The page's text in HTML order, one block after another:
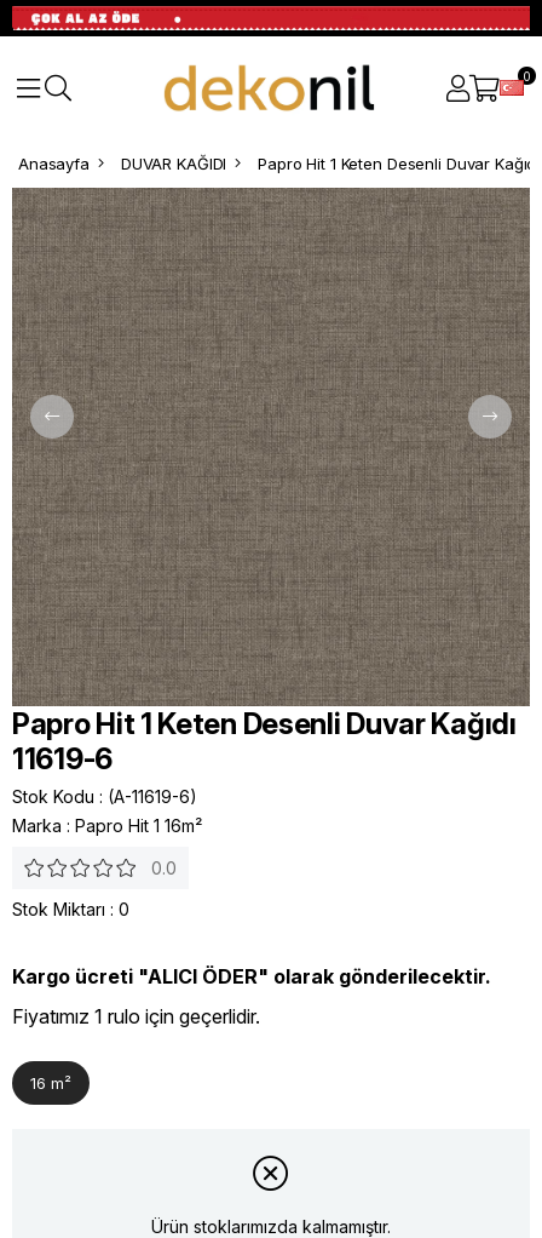
0
Anasayfa DUVAR KAĞIDI Papro Hit 1 Keten Desenli Duvar Kağıdı
Papro Hit 1 Keten Desenli Duvar Kağıdı
11619-6
Stok Kodu
(A-11619-6)
Marka : Papro Hit 1 16m²
0.0
Stok Miktarı : 0
Kargo ücreti "ALICI ÖDER" olarak gönderilecektir.
Fiyatımız 1 rulo için geçerlidir.
16 m²
Ürün stoklarımızda kalmamıştır.